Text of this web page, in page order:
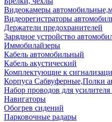
Видеокамеры
Видеорегистраторы
Держатели предохранителей
Зарядное устройство
Иммобилайзеры
Кабель автомобильный
Кабель акустический
Комплектующие к
Корпуса Сабвуферные,Полки
Набор проводов для
Навигаторы
Обогрев сидений
Парковочные радары